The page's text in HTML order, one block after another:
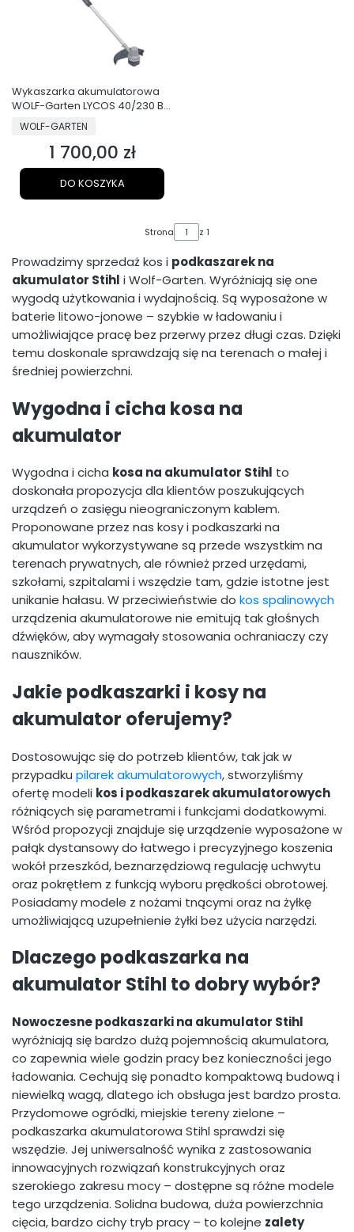
Wykaszarka akumulatorowa
WOLF-Garten LYCOS 40/230 BC
SET
PRODUCENT
WOLF-GARTEN
Cena
1 700,00 zł
DO KOSZYKA
Strona z 1
Prowadzimy sprzedaż kos i podkaszarek na
akumulator Stihl i Wolf-Garten. Wyróżniają się one
wygodą użytkowania i wydajnością. Są wyposażone w
baterie litowo-jonowe – szybkie w ładowaniu i
umożliwiające pracę bez przerwy przez długi czas. Dzięki
temu doskonale sprawdzają się na terenach o małej i
średniej powierzchni.
Wygodna i cicha kosa na
akumulator
Wygodna i cicha kosa na akumulator Stihl to
doskonała propozycja dla klientów poszukujących
urządzeń o zasięgu nieograniczonym kablem.
Proponowane przez nas kosy i podkaszarki na
akumulator wykorzystywane są przede wszystkim na
terenach prywatnych, ale również przed urzędami,
szkołami, szpitalami i wszędzie tam, gdzie istotne jest
unikanie hałasu. W przeciwieństwie do kos spalinowych
urządzenia akumulatorowe nie emitują tak głośnych
dźwięków, aby wymagały stosowania ochraniaczy czy
nauszników.
Jakie podkaszarki i kosy na
akumulator oferujemy?
Dostosowując się do potrzeb klientów, tak jak w
przypadku pilarek akumulatorowych, stworzyliśmy
ofertę modeli kos i podkaszarek akumulatorowych
różniących się parametrami i funkcjami dodatkowymi.
Wśród propozycji znajduje się urządzenie wyposażone w
pałąk dystansowy do łatwego i precyzyjnego koszenia
wokół przeszkód, beznarzędziową regulację uchwytu
oraz pokrętłem z funkcją wyboru prędkości obrotowej.
Posiadamy modele z nożami tnącymi oraz na żyłkę
umożliwiającą uzupełnienie żyłki bez użycia narzędzi.
Dlaczego podkaszarka na
akumulator Stihl to dobry wybór?
Nowoczesne podkaszarki na akumulator Stihl
wyróżniają się bardzo dużą pojemnością akumulatora,
co zapewnia wiele godzin pracy bez konieczności jego
ładowania. Cechują się ponadto kompaktową budową i
niewielką wagą, dlatego ich obsługa jest bardzo prosta.
Przydomowe ogródki, miejskie tereny zielone –
podkaszarka akumulatorowa Stihl sprawdzi się
wszędzie. Jej uniwersalność wynika z zastosowania
innowacyjnych rozwiązań konstrukcyjnych oraz
szerokiego zakresu mocy – dostępne są różne modele
tego urządzenia. Solidna budowa, duża powierzchnia
cięcia, bardzo cichy tryb pracy – to kolejne zalety